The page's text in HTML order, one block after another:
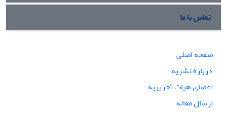
تماس با ما
صفحه اصلی
درباره نشریه
اعضای هیات تحریریه
ارسال مقاله